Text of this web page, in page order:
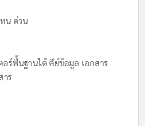
น ด่วน
อร์พื้นฐานได้ คีย์ข้อมูล เอกสาร
าร